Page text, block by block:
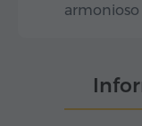
armonioso